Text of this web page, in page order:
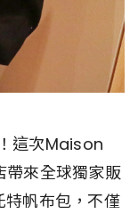
這次Maison
來全球獨家販
特帆布包，不僅